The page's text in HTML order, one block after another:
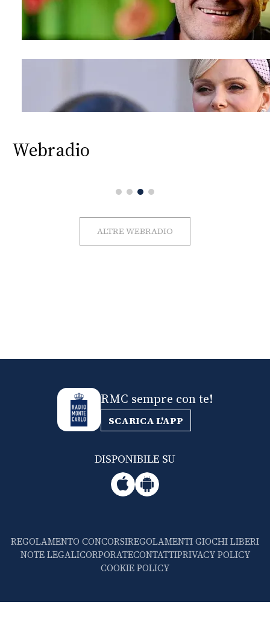
Webradio
ALTRE WEBRADIO
RMC sempre con te!
SCARICA L'APP
DISPONIBILE SU
REGOLAMENTO CONCORSIREGOLAMENTI GIOCHI LIBERI
NOTE LEGALICORPORATECONTATTIPRIVACY POLICY
COOKIE POLICY